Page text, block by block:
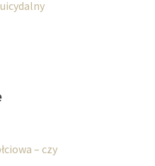
– czy